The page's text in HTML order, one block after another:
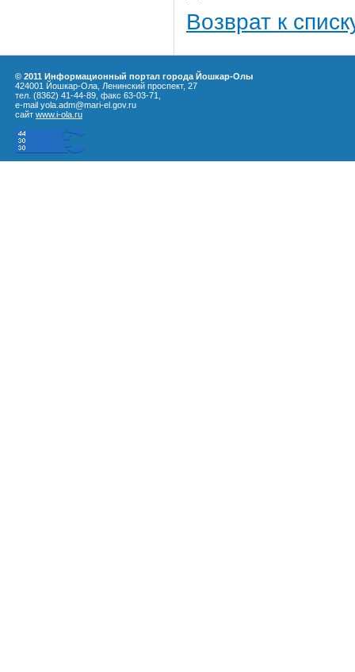
Возврат к
© 2011 Информационный портал города Йошкар-Олы
424001 Йошкар-Ола, Ленинский проспект, 27
тел. (8362) 41-44-89, факс 63-03-71,
e-mail yola.adm@mari-el.gov.ru
сайт www.i-ola.ru